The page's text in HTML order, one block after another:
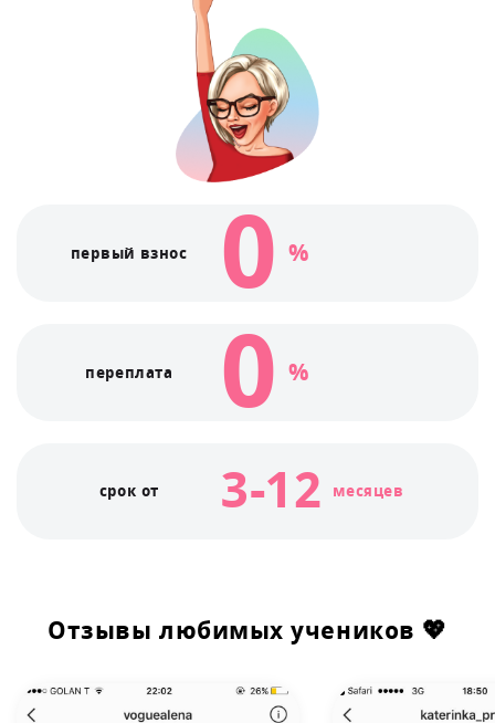
первый взнос 0 %
переплата 0 %
срок от 3-12 месяцев
Отзывы любимых учеников 💖